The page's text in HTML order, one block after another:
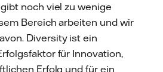
noch viel zu wenige
Bereich arbeiten und wir
Diversity ist ein
für Innovation,
Erfolg und für ein